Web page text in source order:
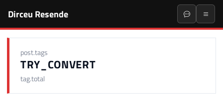
Dirceu Resende
post.tags
TRY_CONVERT
tag.total